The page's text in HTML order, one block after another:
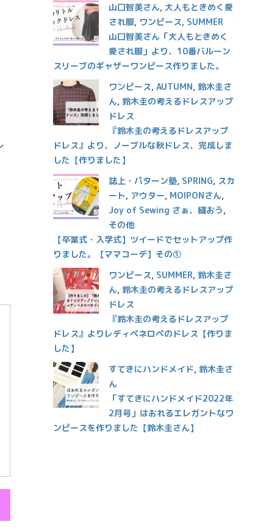
山口智美さん, 大人もときめく愛
され服, ワンピース, SUMMER
山口智美さん「大人もときめく
愛され服」より、10番バルーン
スリーブのギャザーワンピース作りました。
ワンピース, AUTUMN, 鈴木圭さ
ん, 鈴木圭の考えるドレスアップ
ドレス
『鈴木圭の考えるドレスアップ
ドレス』より、ノーブルな秋ドレス、完成しま
した【作りました】
誌上・パターン塾, SPRING, スカ
ート, アウター, MOIPONさん,
Joy of Sewing さぁ、縫おう,
その他
【卒業式・入学式】ツイードでセットアップ作
りました。【ママコーデ】その①
ワンピース, SUMMER, 鈴木圭さ
ん, 鈴木圭の考えるドレスアップ
ドレス
『鈴木圭の考えるドレスアップ
ドレス』よりレディペネロペのドレス【作りま
した】
すてきにハンドメイド, 鈴木圭さ
ん
「すてきにハンドメイド2022年
2月号」はおれるエレガントなワ
ンピースを作りました【鈴木圭さん】